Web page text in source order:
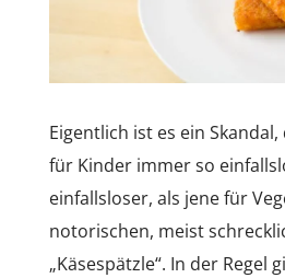
Eigentlich ist es ein
für Kinder immer so
einfallsloser, als jene für
notorischen, meist
„Käsespätzle“. In der Regel